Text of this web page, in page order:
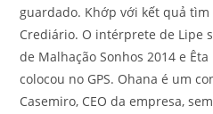
guardado. Khớp với kết quả tìm
Crediário. O intérprete de Lipe
de Malhação Sonhos 2014 e Êta
colocou no GPS. Ohana é um
Casemiro, CEO da empresa,